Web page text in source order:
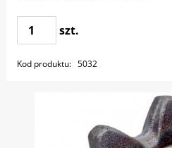
szt.
Kod produktu: 5032